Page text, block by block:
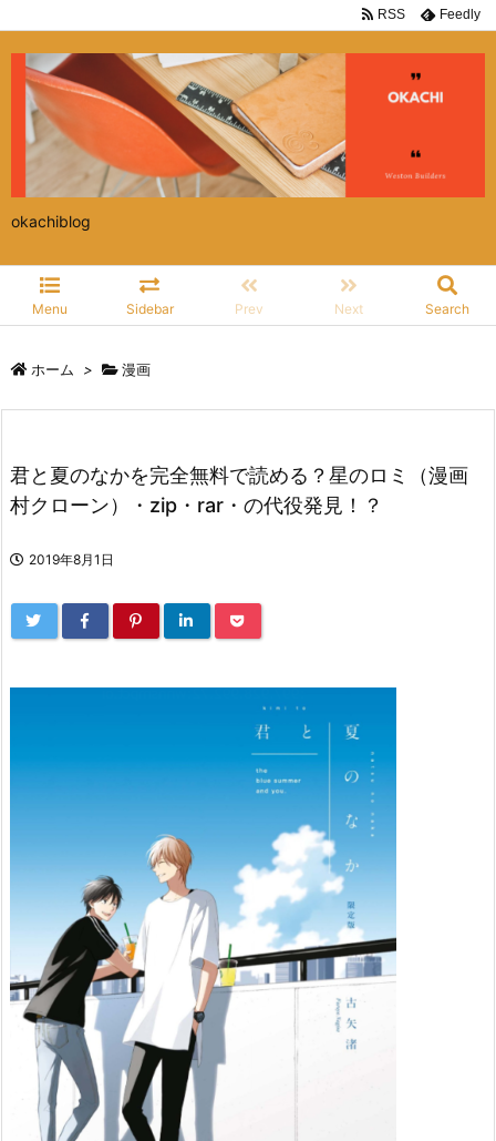
okachiblog
Menu Sidebar Prev Next Search
RSS Feedly
ホーム > 漫画
君と夏のなかを完全無料で読める？星のロミ（漫画
村クローン）・zip・rar・の代役発見！？
2019年8月1日